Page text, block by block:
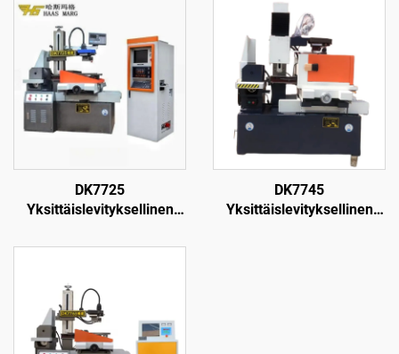
DK7725
Yksittäislevityksellinen
DK7745
Yksittäislevityksellinen